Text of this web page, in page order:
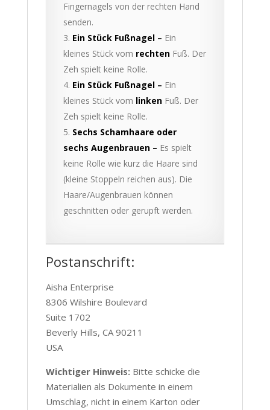
Fingernagels von der rechten Hand
senden.
Ein Stück Fußnagel – Ein
kleines Stück vom rechtenFuß. Der
Zeh spielt keine Rolle.
Ein Stück Fußnagel – Ein
kleines Stück vom linkenFuß. Der
Zeh spielt keine Rolle.
Sechs Schamhaare oder
sechs Augenbrauen – Es spielt
keine Rolle wie kurz die Haare sind
(kleine Stoppeln reichen aus). Die
Haare/Augenbrauen können
geschnitten oder gerupft werden.
Postanschrift:
Aisha Enterprise
8306 Wilshire Boulevard
Suite 1702
Beverly Hills, CA 90211
USA
Wichtiger Hinweis:Bitte schicke die
Materialien als Dokumente in einem
Umschlag, nicht in einem Karton oder